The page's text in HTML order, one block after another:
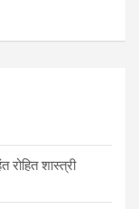
रोहित शास्त्री